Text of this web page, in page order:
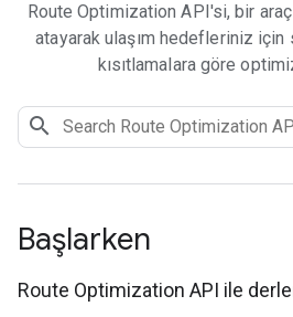
Route Optimization API'si, bir
atayarak ulaşım hedefleriniz için
kısıtlamalara göre
Başlarken
Route Optimization API ile